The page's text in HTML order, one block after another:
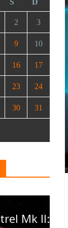
S D
2 3
9 10
16 17
23 24
30 31
Desarrollo
Elite
las